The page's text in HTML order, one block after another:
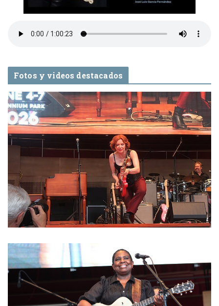
Fotos y videos destacados